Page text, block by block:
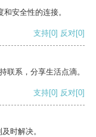
安全性的连接。
支持[0] 反对[0]
联系，分享生活点滴。
支持[0] 反对[0]
时解决。